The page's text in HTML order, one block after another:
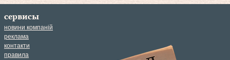
сервисы
новини компаній
реклама
контакти
правила